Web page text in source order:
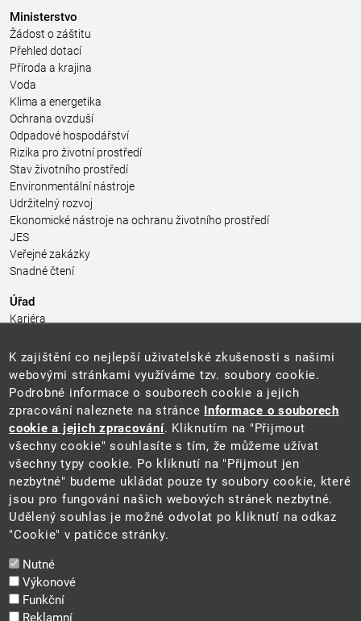
Ministerstvo
Žádost o záštitu
Přehled dotací
Příroda a krajina
Voda
Klima a energetika
Ochrana ovzduší
Odpadové hospodářství
Rizika pro životní prostředí
Stav životního prostředí
Environmentální nástroje
Udržitelný rozvoj
Ekonomické nástroje na ochranu životního prostředí
JES
Veřejné zakázky
Snadné čtení
Úřad
Kariéra
Pro média a veřejnost
Povinně zveřejňované informace
Kontakty
Přistupnost budovy úřadu MŽP
(PDF, 204 kB)
Web
Aktuality
Ochrana osobních údajů
Prohlášení o přístupnosti
Zásady používání cookies
Mapa webu
K zajištění co nejlepší uživatelské zkušenosti s našimi
webovými stránkami využíváme tzv. soubory cookie.
Podrobné informace o souborech cookie a jejich
zpracování naleznete na stránce Informace o souborech
cookie a jejich zpracování. Kliknutím na "Přijmout
všechny cookie" souhlasíte s tím, že můžeme užívat
všechny typy cookie. Po kliknutí na "Přijmout jen
nezbytné" budeme ukládat pouze ty soubory cookie, které
jsou pro fungování našich webových stránek nezbytné.
Udělený souhlas je možné odvolat po kliknutí na odkaz
"Cookie" v patičce stránky.
Nutné
Výkonové
Funkční
Reklamní